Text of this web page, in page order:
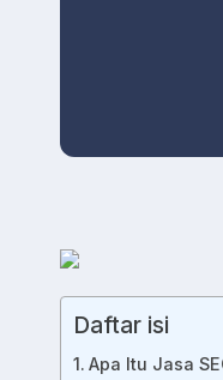
Daftar isi
Apa Itu Jasa